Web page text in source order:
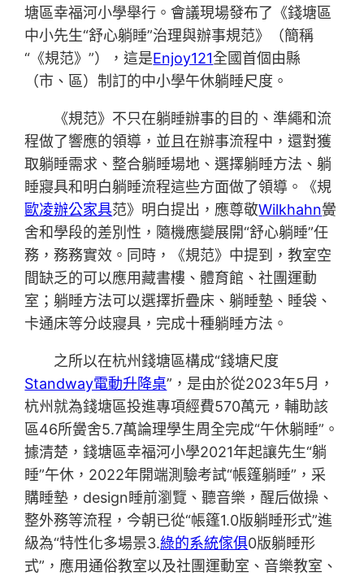
塘區幸福河小學舉行。會議現場發布了《錢塘區
中小先生“舒心躺睡”治理與辦事規范》（簡稱
“《規范》”），這是Enjoy121全國首個由縣
（市、區）制訂的中小學午休躺睡尺度。
《規范》不只在躺睡辦事的目的、準繩和流
程做了響應的領導，並且在辦事流程中，還對獲
取躺睡需求、整合躺睡場地、選擇躺睡方法、躺
睡寢具和明白躺睡流程這些方面做了領導。《規
歐凌辦公家具范》明白提出，應尊敬Wilkhahn黌
舍和學段的差別性，隨機應變展開“舒心躺睡”任
務，務務實效。同時，《規范》中提到，教室空
間缺乏的可以應用藏書樓、體育館、社團運動
室；躺睡方法可以選擇折疊床、躺睡墊、睡袋、
卡通床等分歧寢具，完成十種躺睡方法。
之所以在杭州錢塘區構成“錢塘尺度
Standway電動升降桌”，是由於從2023年5月，
杭州就為錢塘區投進專項經費570萬元，輔助該
區46所黌舍5.7萬論理學生周全完成“午休躺睡”。
據清楚，錢塘區幸福河小學2021年起讓先生“躺
睡”午休，2022年開端測驗考試“帳篷躺睡”，采
購睡墊，design睡前瀏覽、聽音樂，醒后做操、
整外務等流程，今朝已從“帳篷1.0版躺睡形式”進
級為“特性化多場景3.綠的系統傢俱0版躺睡形
式”，應用通俗教室以及社團運動室、音樂教室、